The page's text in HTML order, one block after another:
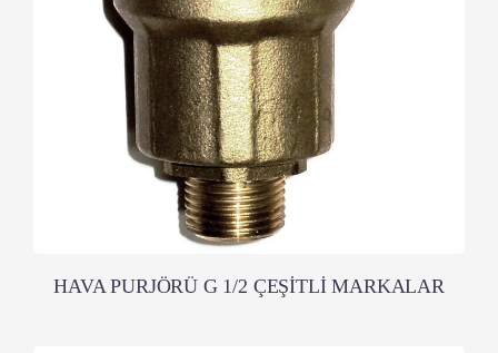
HAVA PURJÖRÜ G 1/2 ÇEŞİTLİ MARKALAR